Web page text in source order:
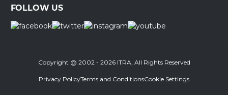
FOLLOW US
Copyright @ 2002 - 2026 ITRA, All Rights Reserved
Privacy PolicyTerms and ConditionsCookie Settings